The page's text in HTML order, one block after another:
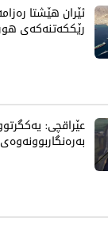
ئێران هێشتا
رێککەتنەکەی
عێراقچی: